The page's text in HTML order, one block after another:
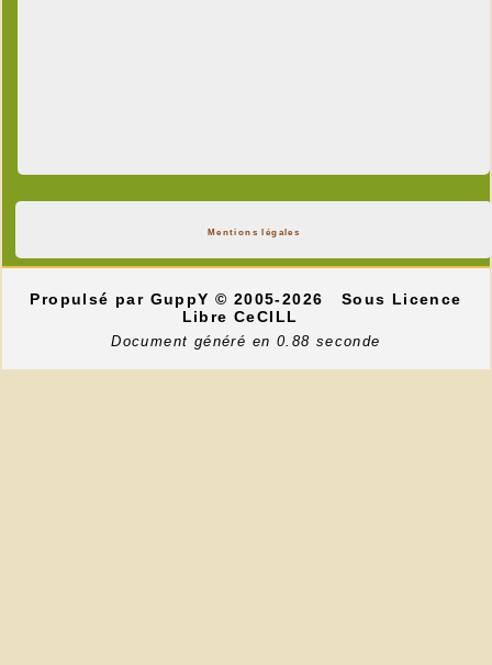
Mentions légales
Propulsé par GuppY© 2005-2026
Sous Licence
Libre CeCILL
Document généré en 0.88 seconde